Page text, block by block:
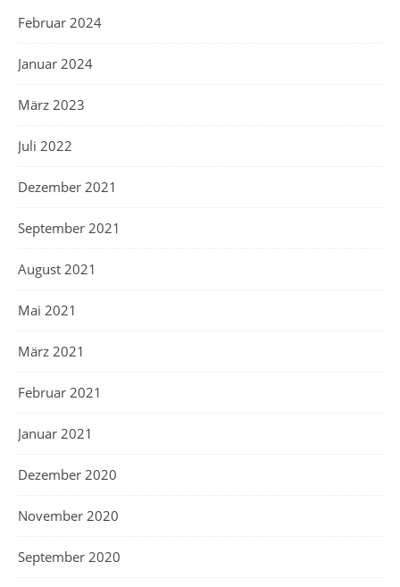
Februar 2024
Januar 2024
März 2023
Juli 2022
Dezember 2021
September 2021
August 2021
Mai 2021
März 2021
Februar 2021
Januar 2021
Dezember 2020
November 2020
September 2020